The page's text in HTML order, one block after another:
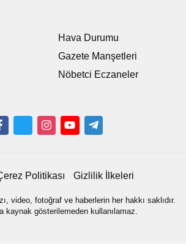
Hava Durumu
Gazete Manşetleri
Nöbetci Eczaneler
Politikası Gizlilik İlkeleri
video, fotoğraf ve haberlerin her hakkı saklıdır.
kaynak gösterilemeden kullanılamaz.